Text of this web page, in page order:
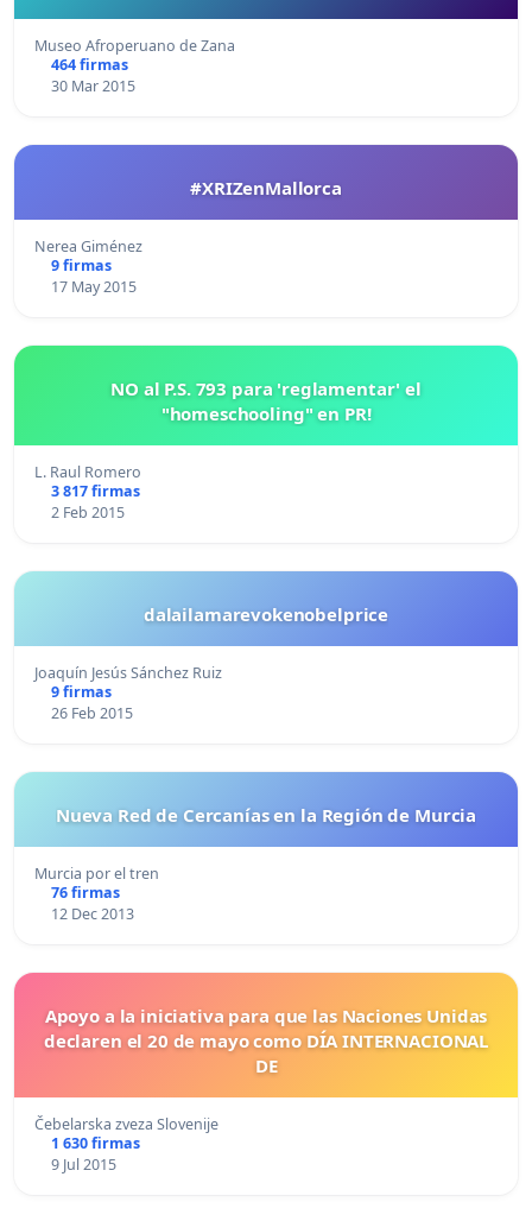
Museo Afroperuano de Zana
464 firmas
30 Mar 2015
#XRIZenMallorca
Nerea Giménez
9 firmas
17 May 2015
NO al P.S. 793 para 'reglamentar' el
"homeschooling" en PR!
L. Raul Romero
3 817 firmas
2 Feb 2015
dalailamarevokenobelprice
Joaquín Jesús Sánchez Ruiz
9 firmas
26 Feb 2015
Nueva Red de Cercanías en la Región de Murcia
Murcia por el tren
76 firmas
12 Dec 2013
Apoyo a la iniciativa para que las Naciones Unidas
declaren el 20 de mayo como DÍA INTERNACIONAL
DE
Čebelarska zveza Slovenije
1 630 firmas
9 Jul 2015